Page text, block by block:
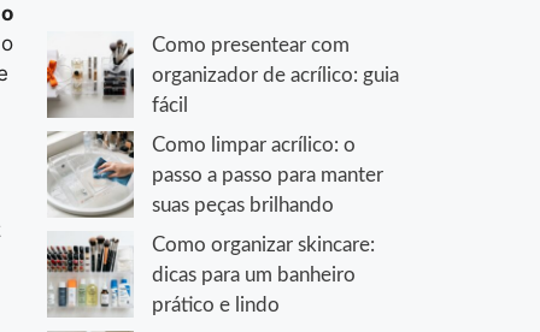
Como presentear com
organizador de acrílico: guia
fácil
Como limpar acrílico: o
passo a passo para manter
suas peças brilhando
Como organizar skincare:
dicas para um banheiro
prático e lindo